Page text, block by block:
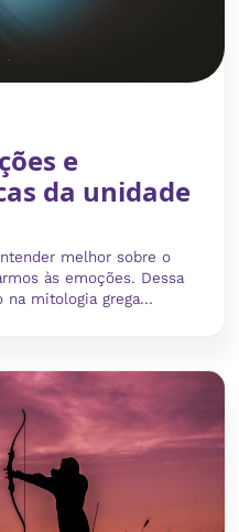
e
da unidade
melhor sobre o
às emoções. Dessa
mitologia grega...